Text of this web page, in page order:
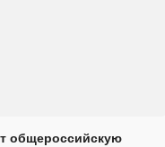
общероссийскую